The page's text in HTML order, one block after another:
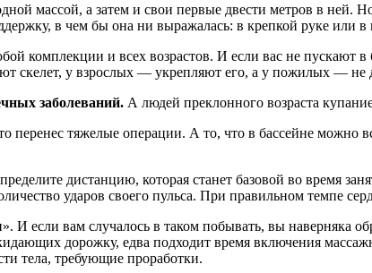
массой, а затем и свои первые двести метров в ней.
в чем бы она ни выражалась: в крепкой руке или
комплекции и всех возрастов. И если вас не пускают в
скелет, у взрослых — укрепляют его, а у пожилых — не
заболеваний. А людей преклонного возраста
перенес тяжелые операции. А то, что в бассейне
дистанцию, которая станет базовой во время
ударов своего пульса. При правильном темпе
если вам случалось в таком побывать, вы наверняка
дорожку, едва подходит время включения
тела, требующие проработки.